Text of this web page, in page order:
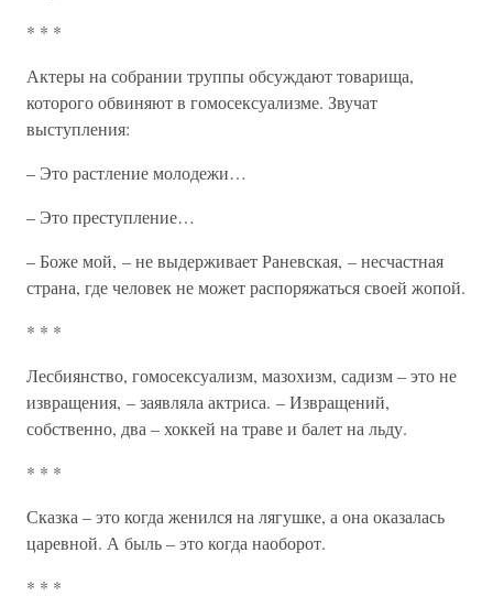
* * *
Актеры на собрании труппы обсуждают товарища,
которого обвиняют в гомосексуализме. Звучат
выступления:
– Это растление молодежи…
– Это преступление…
– Боже мой, – не выдерживает Раневская, – несчастная
страна, где человек не может распоряжаться своей жопой.
* * *
Лесбиянство, гомосексуализм, мазохизм, садизм – это не
извращения, – заявляла актриса. – Извращений,
собственно, два – хоккей на траве и балет на льду.
* * *
Сказка – это когда женился на лягушке, а она оказалась
царевной. А быль – это когда наоборот.
* * *